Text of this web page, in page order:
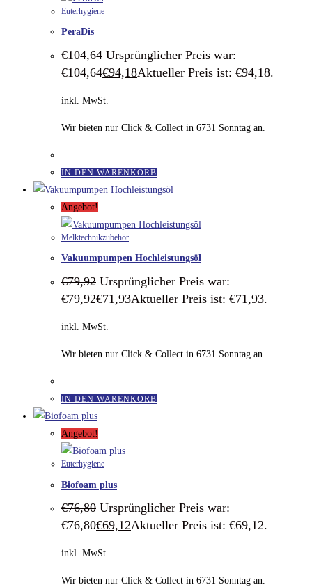
Euterhygiene
PeraDis
€104,64 Ursprünglicher Preis war:
€104,64€94,18Aktueller Preis ist: €94,18.
inkl. MwSt.
Wir bieten nur Click & Collect in 6731 Sonntag an.
IN DEN WARENKORB
Angebot!
Melktechnikzubehör
Vakuumpumpen Hochleistungsöl
€79,92 Ursprünglicher Preis war:
€79,92€71,93Aktueller Preis ist: €71,93.
inkl. MwSt.
Wir bieten nur Click & Collect in 6731 Sonntag an.
IN DEN WARENKORB
Angebot!
Euterhygiene
Biofoam plus
€76,80 Ursprünglicher Preis war:
€76,80€69,12Aktueller Preis ist: €69,12.
inkl. MwSt.
Wir bieten nur Click & Collect in 6731 Sonntag an.